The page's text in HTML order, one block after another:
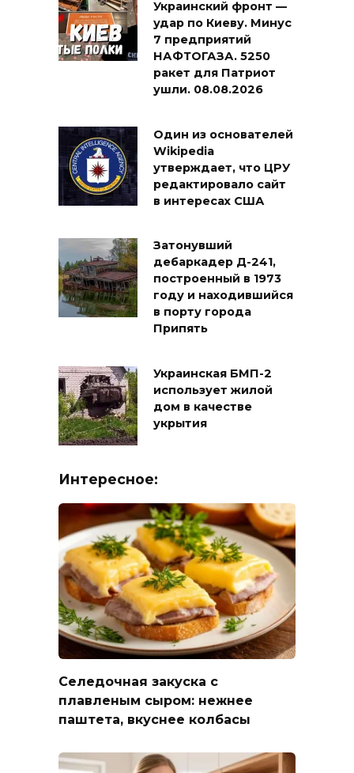
Украинский фронт —
удар по Киеву. Минус
7 предприятий
НАФТОГАЗА. 5250
ракет для Патриот
ушли. 08.08.2026
Один из основателей
Wikipedia
утверждает, что ЦРУ
редактировало сайт
в интересах США
Затонувший
дебаркадер Д-241,
построенный в 1973
году и находившийся
в порту города
Припять
Украинская БМП-2
использует жилой
дом в качестве
укрытия
Интересное:
Селедочная закуска с
плавленым сыром: нежнее
паштета, вкуснее колбасы